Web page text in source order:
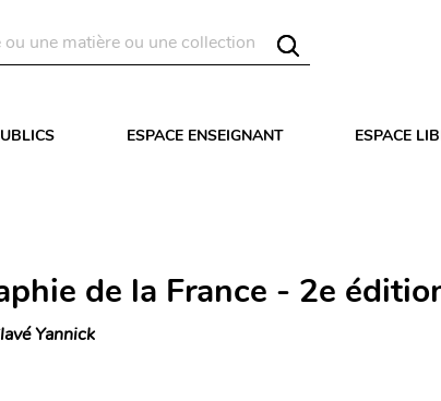
ESPACE ENSEIGNANT ESPACE
de la France - 2e
Yannick